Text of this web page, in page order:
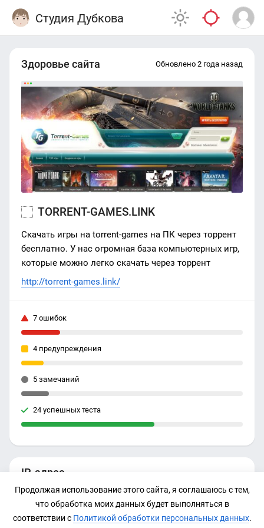
Студия Дубкова
IP-адрес
195.123.210.111
Здоровье сайта Обновлено 2 года назад
TORRENT-GAMES.LINK
Скачать игры на torrent-games на ПК через торрент
бесплатно. У нас огромная база компьютерных игр,
которые можно легко скачать через торрент
http://torrent-games.link/
7 ошибок
4 предупреждения
5 замечаний
24 успешных теста
Продолжая использование этого сайта, я соглашаюсь с тем,
что обработка моих данных будет выполняться в
соответствии с Политикой обработки персональных данных.